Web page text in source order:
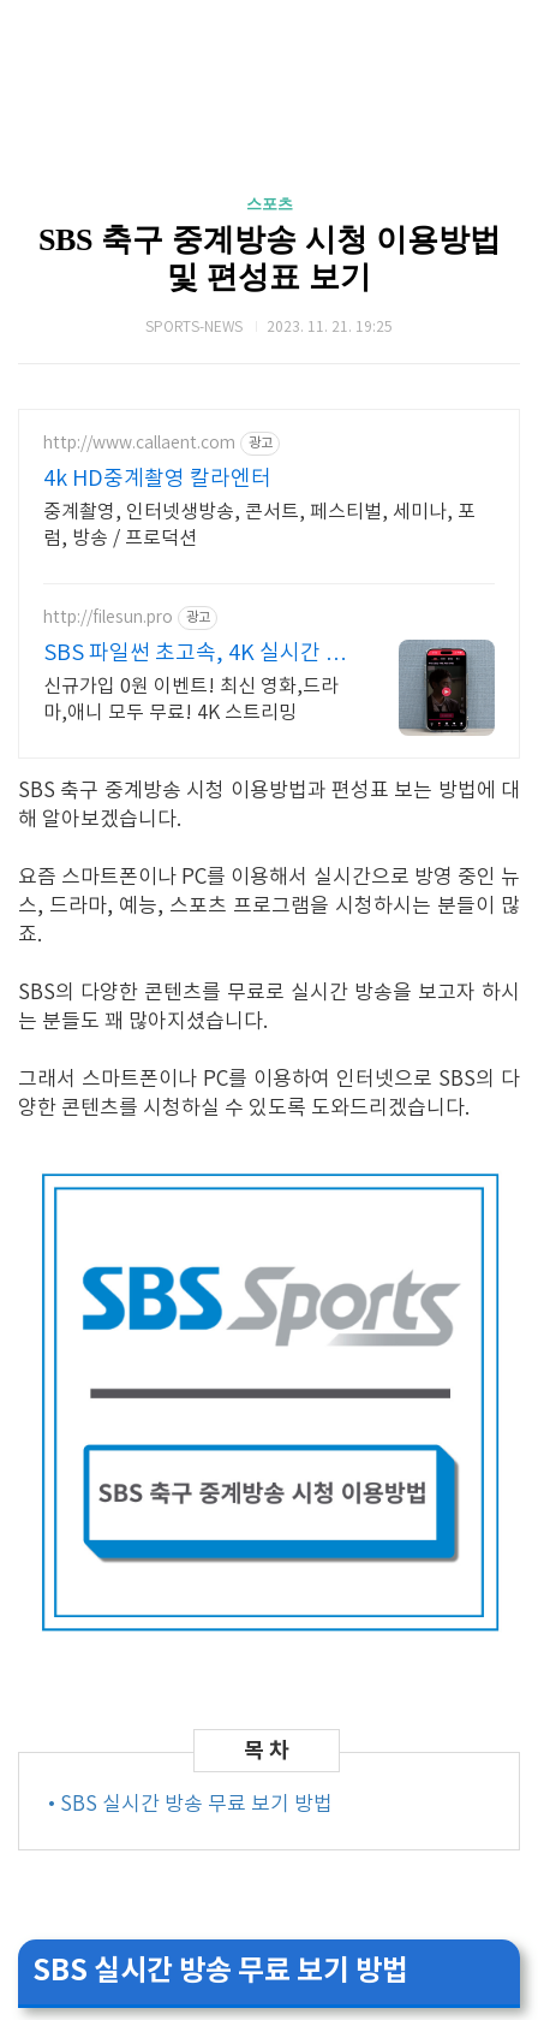
스포츠
SBS 축구 중계방송 시청 이용방법
및 편성표 보기
SPORTS-NEWS 2023. 11. 21. 19:25
http://www.callaent.com 광고
4k HD중계촬영 칼라엔터
중계촬영, 인터넷생방송, 콘서트, 페스티벌, 세미나, 포
럼, 방송 / 프로덕션
http://filesun.pro 광고
SBS 파일썬 초고속, 4K 실시간 보
기!
신규가입 0원 이벤트! 최신 영화,드라
마,애니 모두 무료! 4K 스트리밍
SBS 축구 중계방송 시청 이용방법과 편성표 보는 방법에 대
해 알아보겠습니다.
요즘 스마트폰이나 PC를 이용해서 실시간으로 방영 중인 뉴
스, 드라마, 예능, 스포츠 프로그램을 시청하시는 분들이 많
죠.
SBS의 다양한 콘텐츠를 무료로 실시간 방송을 보고자 하시
는 분들도 꽤 많아지셨습니다.
그래서 스마트폰이나 PC를 이용하여 인터넷으로 SBS의 다
양한 콘텐츠를 시청하실 수 있도록 도와드리겠습니다.
• SBS 실시간 방송 무료 보기 방법
SBS 실시간 방송 무료 보기 방법